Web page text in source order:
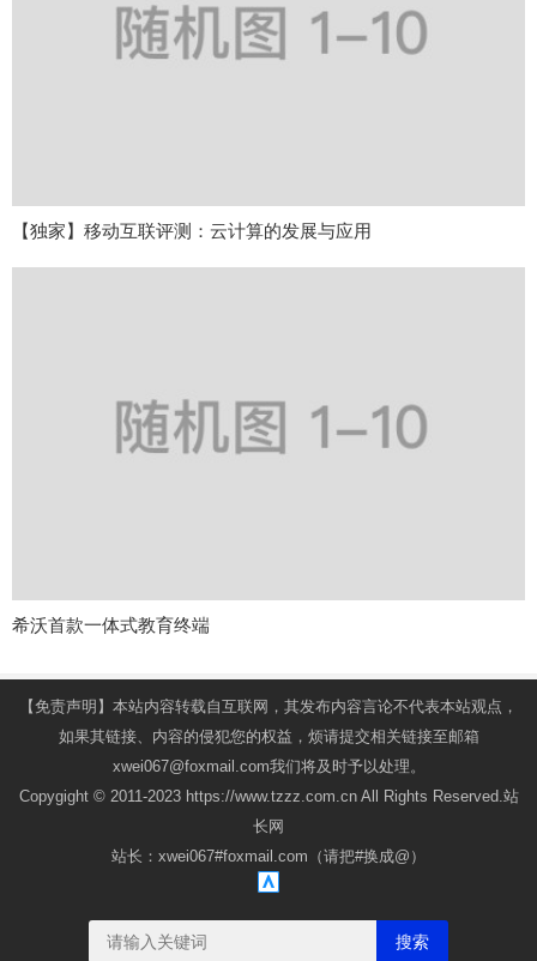
【独家】移动互联评测：云计算的发展与应用
希沃首款一体式教育终端
【免责声明】本站内容转载自互联网，其发布内容言论不代表本站观点，
如果其链接、内容的侵犯您的权益，烦请提交相关链接至邮箱
xwei067@foxmail.com我们将及时予以处理。
Copygight © 2011-2023 https://www.tzzz.com.cn All Rights Reserved.站
长网
站长：xwei067#foxmail.com（请把#换成@）
搜索